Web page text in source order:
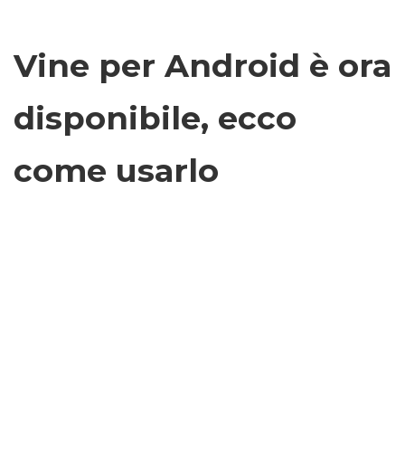
Vine per Android è ora
disponibile, ecco
come usarlo